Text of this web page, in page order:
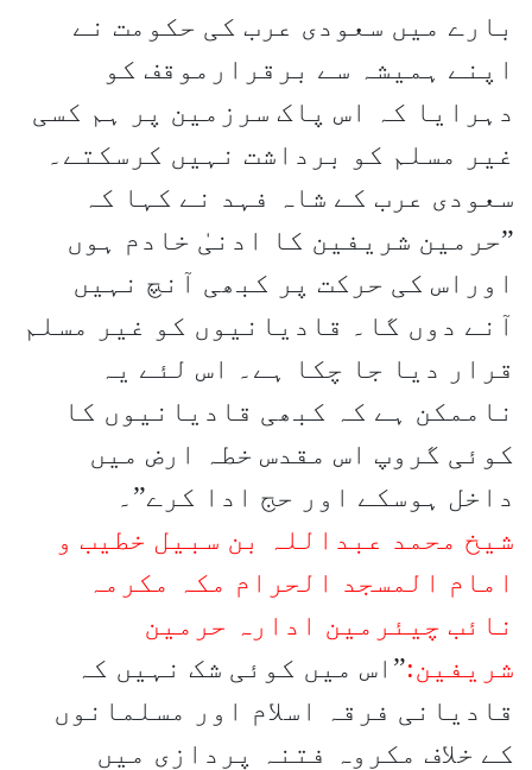
بارے میں سعودی عرب کی حکومت نے
اپنے ہمیشہ سے برقرارموقف کو
دہرایا کہ اس پاک سرزمین پر ہم کسی
غیر مسلم کو برداشت نہیں کرسکتے۔
سعودی عرب کے شاہ فہد نے کہا کہ
”حرمین شریفین کا ادنیٰ خادم ہوں
اوراس کی حرکت پر کبھی آنچ نہیں
آنے دوں گا۔ قادیانیوں کو غیر مسلم
قرار دیا جا چکا ہے۔ اس لئے یہ
ناممکن ہے کہ کبھی قادیانیوں کا
کوئی گروپ اس مقدس خطہ ارض میں
داخل ہوسکے اور حج ادا کرے”۔
شیخ محمد عبداللہ بن سبیل خطیب و
امام المسجد الحرام مکہ مکرمہ
نائب چیئرمین ادارہ حرمین
شریفین:”اس میں کوئی شک نہیں کہ
قادیانی فرقہ اسلام اور مسلمانوں
کے خلاف مکروہ فتنہ پردازی میں